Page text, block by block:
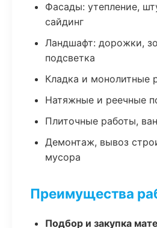
Фасады: утепление,
сайдинг
Ландшафт: дорожки,
подсветка
Кладка и монолитные
Натяжные и реечные
Плиточные работы,
Демонтаж, вывоз
мусора
Преимущества
Подбор и закупка